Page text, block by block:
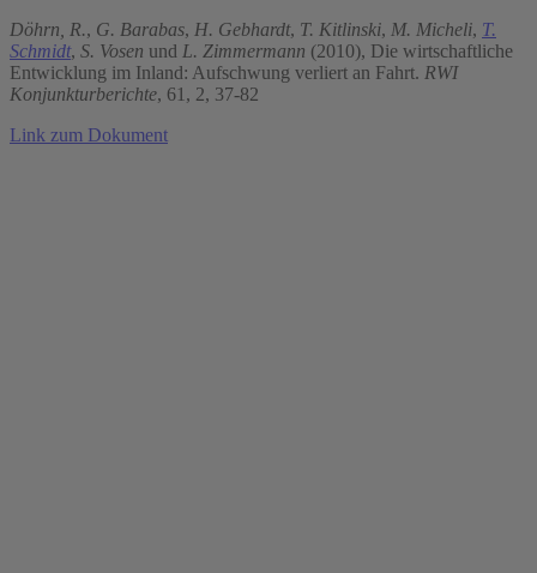
Döhrn, R., G. Barabas, H. Gebhardt, T. Kitlinski, M. Micheli, T.
Schmidt, S. Vosen und L. Zimmermann (2010), Die wirtschaftliche
Entwicklung im Inland: Aufschwung verliert an Fahrt. RWI
Konjunkturberichte, 61, 2, 37-82
Link zum Dokument